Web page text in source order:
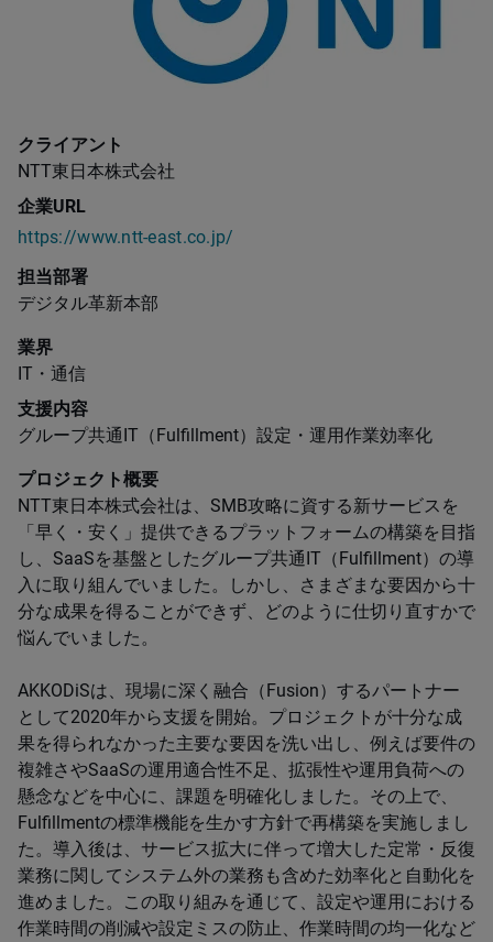
クライアント
NTT​東日本株式会社
企業URL
https://www.ntt-east.co.jp/
担当部署
デジタル革新本部​
業界
IT・通信
支援内容
グループ共通​IT​（​Fulfillment​）設定・運用作業効率化​
プロジェクト概要
NTT​東日本株式会社は、​SMB​攻略に資する新サービスを
「早く・安く」提供できるプラットフォームの構築を目指
し、​SaaS​を基盤としたグループ共通​IT​（​Fulfillment​）の導
入に取り組んでいました。しかし、さまざまな要因から十
分な成果を得ることができず、どのように仕切り直すかで
悩んでいました。
AKKODiS​は、現場に深く融合（​Fusion​）するパートナー
として​2020​年から支援を開始。プロジェクトが十分な成
果を得られなかった主要な要因を洗い出し、例えば要件の
複雑さやSaaSの運用適合性不足、拡張性や運用負荷への
懸念などを中心に、課題を明確化しました。その上で、
Fulfillmentの標準機能を生かす方針で再構築を実施しまし
た。導入後は、サービス拡大に伴って増大した定常・反復
業務に関してシステム外の業務も含めた効率化と自動化を
進めました。​​​この取り組みを通じて、設定や運用における
作業時間の削減や設定ミスの防止、作業時間の均一化など